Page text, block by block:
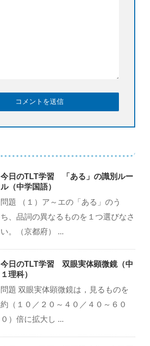
今日のTLT学習 「ある」の識別ルー
ル（中学国語）
問題 （１）ア～エの「ある」のう
ち、品詞の異なるものを１つ選びなさ
い。（京都府） ...
今日のTLT学習 双眼実体顕微鏡（中
１理科）
問題 双眼実体顕微鏡は，見るものを
約（１０／２０～４０／４０～６０
０）倍に拡大し ...